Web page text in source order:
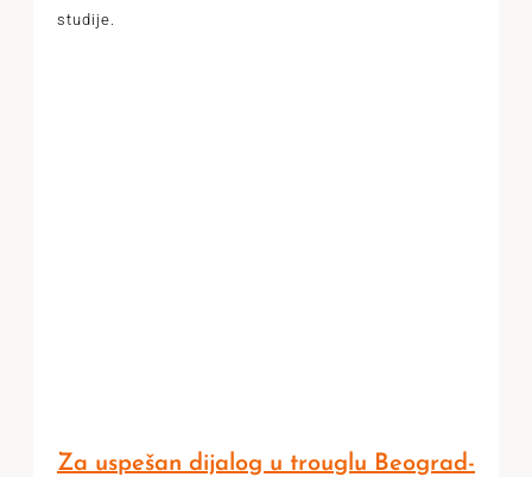
studije.
Za uspešan dijalog u trouglu Beograd-